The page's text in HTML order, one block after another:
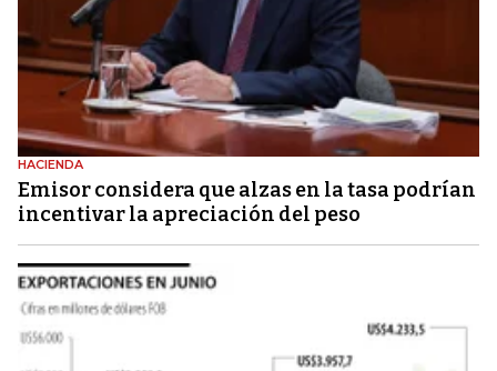
HACIENDA
Emisor considera que alzas en la tasa podrían
incentivar la apreciación del peso